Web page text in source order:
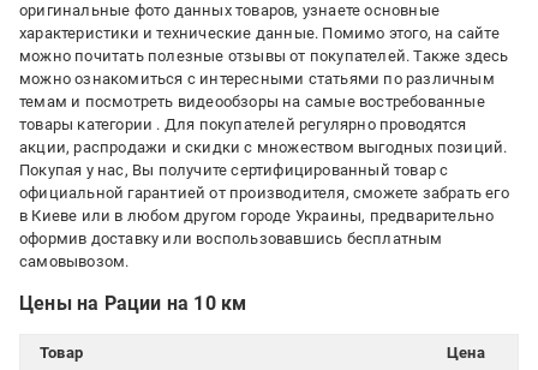
оригинальные фото данных товаров, узнаете основные
характеристики и технические данные. Помимо этого, на сайте
можно почитать полезные отзывы от покупателей. Также здесь
можно ознакомиться с интересными статьями по различным
темам и посмотреть видеообзоры на самые востребованные
товары категории . Для покупателей регулярно проводятся
акции, распродажи и скидки с множеством выгодных позиций.
Покупая у нас, Вы получите сертифицированный товар с
официальной гарантией от производителя, сможете забрать его
в Киеве или в любом другом городе Украины, предварительно
оформив доставку или воспользовавшись бесплатным
самовывозом.
Цены на Рации на 10 км
Товар
Цена